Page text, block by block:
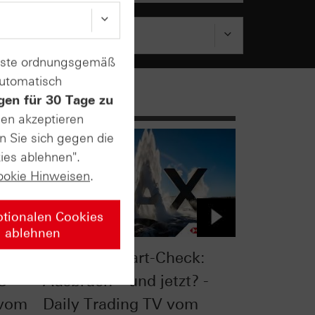
DAX® im Chart-Check:
Ausbruch – und jetzt? -
Daily Trading TV vom
ordnungsgemäß
für 30 Tage zu
akzeptieren
Sie sich gegen die
ablehnen".
Hinweisen.
Cookies
ablehnen